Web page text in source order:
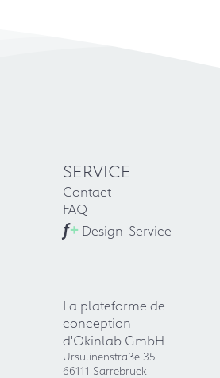
SERVICE
Contact
FAQ
f+ Design-Service
La plateforme de
conception
d'Okinlab GmbH
Ursulinenstraße 35
66111 Sarrebruck